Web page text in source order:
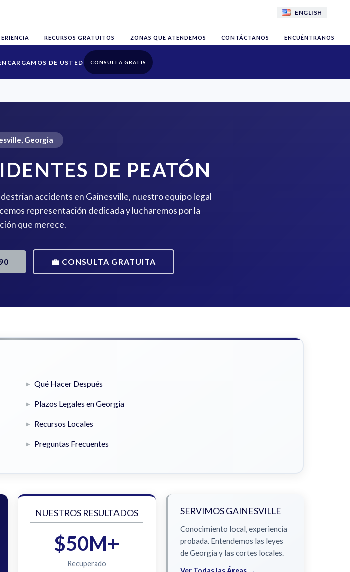
ENGLISH
RECURSOS GRATUITOS ZONAS QUE ATENDEMOS CONTÁCTANOS ENCUÉNTRANOS
CONSULTA GRATIS
Georgia
DE PEATÓN
accidents en Gainesville, nuestro equipo legal
representación dedicada y lucharemos por la
que merece.
💼 CONSULTA GRATUITA
Qué Hacer Después
Plazos Legales en Georgia
Recursos Locales
Preguntas Frecuentes
NUESTROS RESULTADOS
$50M+
Recuperado
SERVIMOS GAINESVILLE
Conocimiento local, experiencia
probada. Entendemos las leyes
de Georgia y las cortes locales.